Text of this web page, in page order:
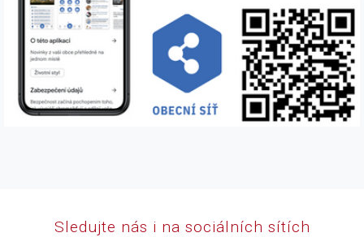
Sledujte nás i na sociálních sítích